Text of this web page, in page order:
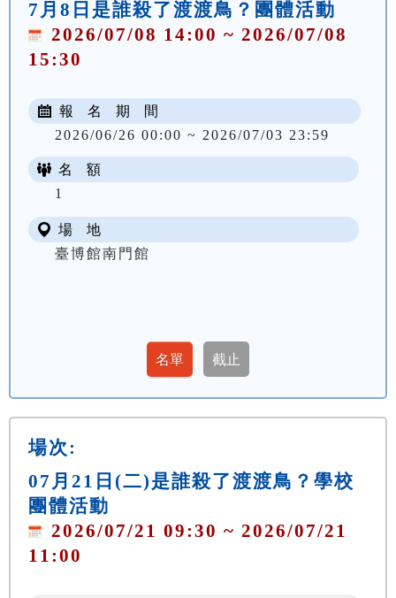
7月8日是誰殺了渡渡鳥？團體活動
2026/07/08 14:00 ~ 2026/07/08
15:30
報 名 期 間
2026/06/26 00:00 ~ 2026/07/03 23:59
名 額
1
場 地
臺博館南門館
場次:
07月21日(二)是誰殺了渡渡鳥？學校
團體活動
2026/07/21 09:30 ~ 2026/07/21
11:00